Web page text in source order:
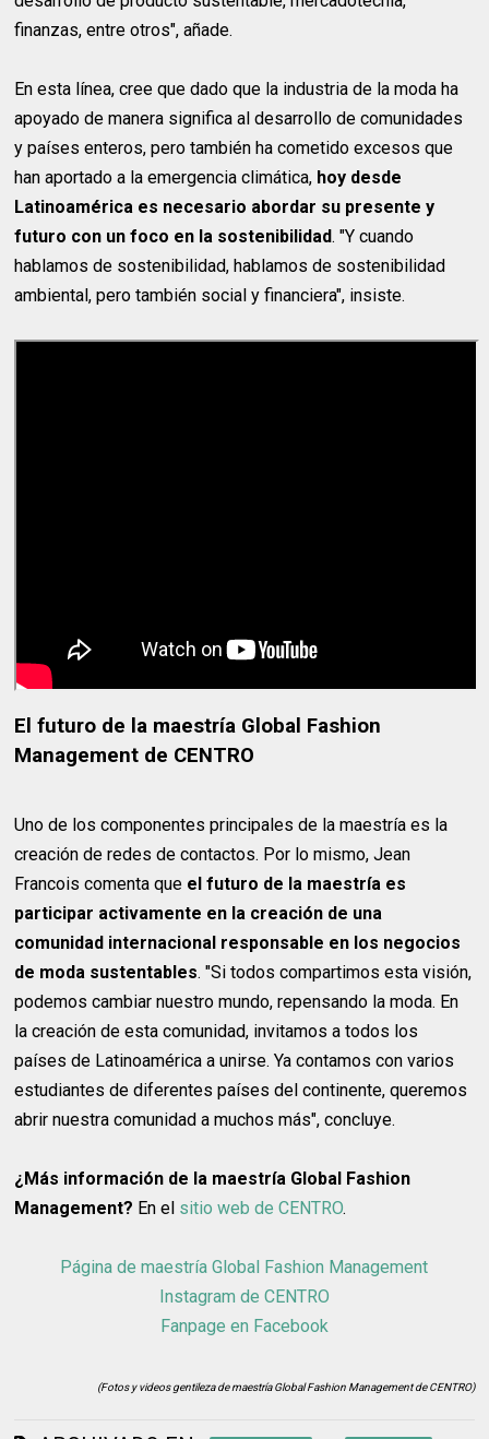
finanzas, entre otros", añade.
En esta línea, cree que dado que la industria de la moda ha
apoyado de manera significa al desarrollo de comunidades
y países enteros, pero también ha cometido excesos que
han aportado a la emergencia climática, hoy desde
Latinoamérica es necesario abordar su presente y
futuro con un foco en la sostenibilidad. "Y cuando
hablamos de sostenibilidad, hablamos de sostenibilidad
ambiental, pero también social y financiera", insiste.
El futuro de la maestría Global Fashion
Management de CENTRO
Uno de los componentes principales de la maestría es la
creación de redes de contactos. Por lo mismo, Jean
Francois comenta que el futuro de la maestría es
participar activamente en la creación de una
comunidad internacional responsable en los negocios
de moda sustentables. "Si todos compartimos esta visión,
podemos cambiar nuestro mundo, repensando la moda. En
la creación de esta comunidad, invitamos a todos los
países de Latinoamérica a unirse. Ya contamos con varios
estudiantes de diferentes países del continente, queremos
abrir nuestra comunidad a muchos más", concluye.
¿Más información de la maestría Global Fashion
Management? En el sitio web de CENTRO.
Página de maestría Global Fashion Management
Instagram de CENTRO
Fanpage en Facebook
(Fotos y videos gentileza demaestría Global Fashion Management de CENTRO)